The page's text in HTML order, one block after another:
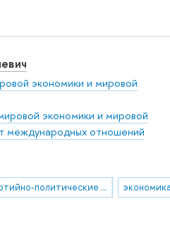
экономики и мировой
экономики и мировой
международных отношений
партийно-политические системы